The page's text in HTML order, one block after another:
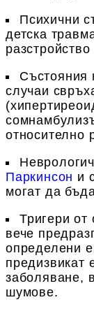
Психични
детска
Състояния
случаи
относително
Н
Паркинсон и
могат да
Тригери от
вече
определени
предизвикат
заболяване,
шумове.